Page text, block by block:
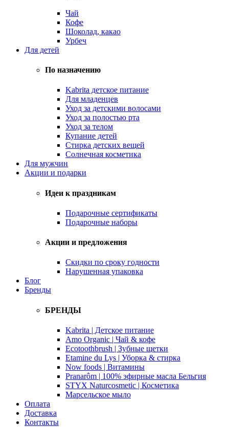
Чай
Кофе
Шоколад, какао
Урбеч
Для детей
По назначению
Kabrita детское питание
Для младенцев
Уход за детскими волосами
Уход за полостью рта
Уход за телом
Купание детей
Стирка детских вещей
Солнечная косметика
Для мужчин
Акции и подарки
Идеи к праздникам
Подарочные сертификаты
Подарочные наборы
Акции и предложения
Скидки по сроку годности
Нарушенная упаковка
Блог
Бренды
БРЕНДЫ
Kabrita | Детское питание
Amo Organic | Чай & кофе
Ecotoothbrush | Зубные щетки
Etamine du Lys | Уборка & стирка
Now foods | Витамины
Pranarôm | 100% эфирные масла Бельгия
STYX Naturcosmetic | Косметика
Марсельское мыло
Оплата
Доставка
Контакты